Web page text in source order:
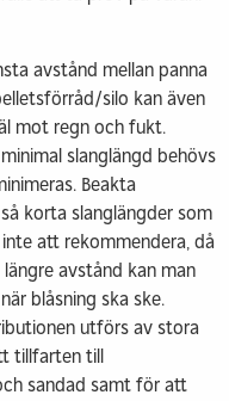
avstånd mellan panna
silo kan även
mot regn och fukt.
slanglängd behövs
Beakta
korta slanglängder som
att rekommendera, då
avstånd kan man
blåsning ska ske.
utförs av stora
tillfarten till
sandad samt för att